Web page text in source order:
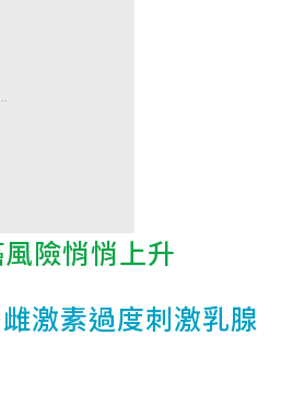
險悄悄上升
激素過度刺激乳腺